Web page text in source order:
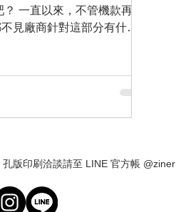
？ 一直以來，不管機款再怎
見廠商針對這部分有什麼
版印刷洽談請至 LINE 官方帳 @ziner